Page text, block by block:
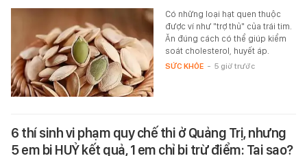
Có những loại hạt quen thuộc
được ví như "trợ thủ" của trái tim.
Ăn đúng cách có thể giúp kiểm
soát cholesterol, huyết áp.
SỨC KHỎE - 5 giờ trước
6 thí sinh vi phạm quy chế thi ở Quảng Trị, nhưng
5 em bị HUỶ kết quả, 1 em chỉ bị trừ điểm: Tại sao?